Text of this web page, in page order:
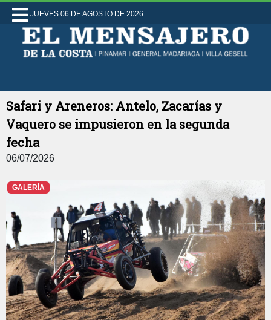
JUEVES 06 DE AGOSTO DE 2026
Safari y Areneros: Antelo, Zacarías y
Vaquero se impusieron en la segunda
fecha
06/07/2026
GALERÍA